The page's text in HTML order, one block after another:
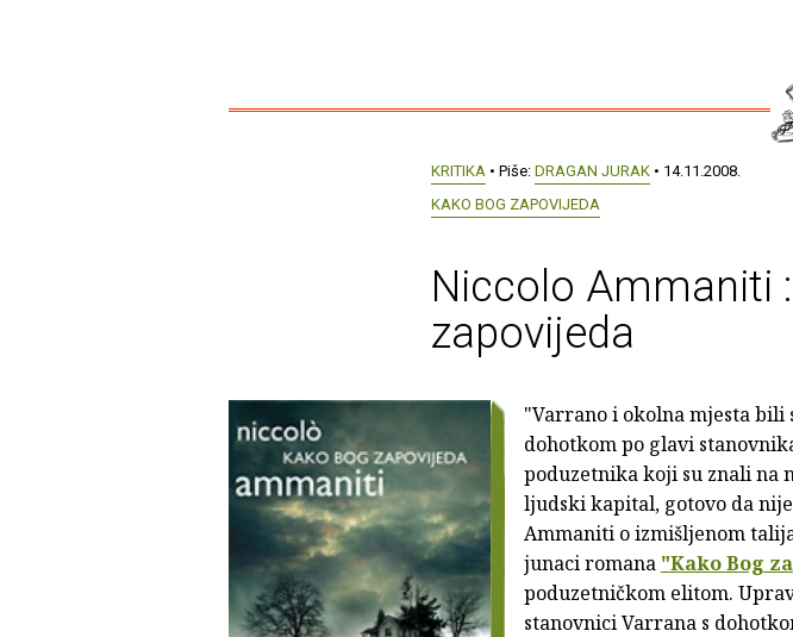
KRITIKA • Piše: DRAGAN JURAK • 14.11.2008.
KAKO BOG ZAPOVIJEDA
Niccolo Ammaniti
zapovijeda
"Varrano i okolna mjesta
dohotkom po glavi
poduzetnika koji su znali na
ljudski kapital, gotovo da
Ammaniti o izmišljenom
junaci romana "Kako Bog
poduzetničkom elitom.
stanovnici Varrana s